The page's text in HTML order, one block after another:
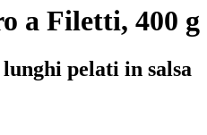
a Filetti, 400 g
pelati in salsa